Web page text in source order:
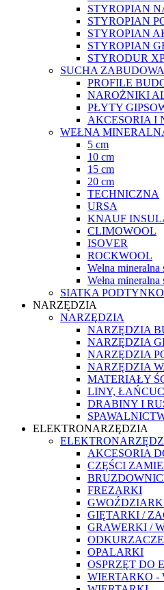
STYROPIAN
STYROPIAN
STYROPIAN
STYROPIAN
STYRODUR
SUCHA ZABUDOWA
PROFILE
NAROŻNIKI
PŁYTY
AKCESORIA I
WEŁNA
5 cm
10 cm
15 cm
20 cm
TECHNICZNA
URSA
KNAUF
CLIMOWOOL
ISOVER
ROCKWOOL
Wełna mineralna
Wełna mineralna
SIATKA
NARZĘDZIA
NARZĘDZIA
NARZĘDZIA
NARZĘDZIA
NARZĘDZIA
NARZĘDZIA
MATERIAŁY
LINY,
DRABINY I
ELEKTRONARZĘDZIA
AKCESORIA
CZĘŚCI
FREZARKI
GIĘTARKI /
GRAWERKI /
OPALARKI
OSPRZĘT DO
WIERTARKO -